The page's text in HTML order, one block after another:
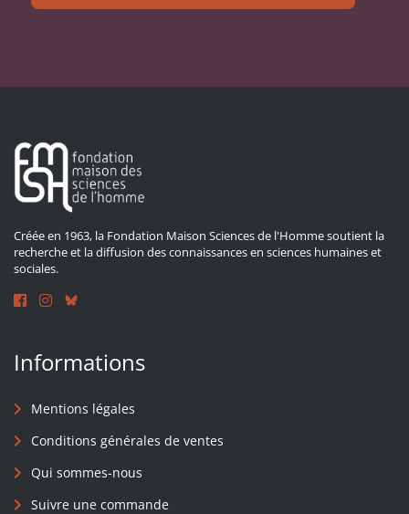
Créée en 1963, la Fondation Maison Sciences de l'Homme soutient la
recherche et la diffusion des connaissances en sciences humaines et
sociales.
Informations
Mentions légales
Conditions générales de ventes
Qui sommes-nous
Suivre une commande